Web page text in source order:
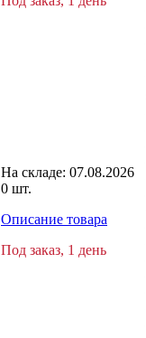
На складе: 07.08.2026
0 шт.
Описание товара
Под заказ, 1 день